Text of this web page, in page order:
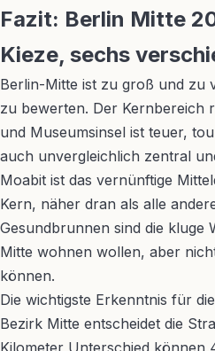
Fazit: Berlin Mitte
Kieze, sechs
Berlin-Mitte ist zu groß und zu
zu bewerten. Der Kernbereich
und Museumsinsel ist teuer,
auch unvergleichlich zentral
Moabit ist das vernünftige
Kern, näher dran als alle
Gesundbrunnen sind die kluge
Mitte wohnen wollen, aber
können.
Die wichtigste Erkenntnis für
Bezirk Mitte entscheidet die
Kilometer Unterschied können